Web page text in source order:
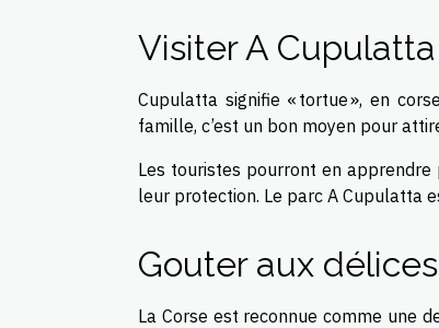
Visiter A Cupulatta
Cupulatta signifie « tortue », en
famille, c’est un bon moyen pour
Les touristes pourront en
leur protection. Le parc A Cupulatta
Gouter aux
La Corse est reconnue comme une